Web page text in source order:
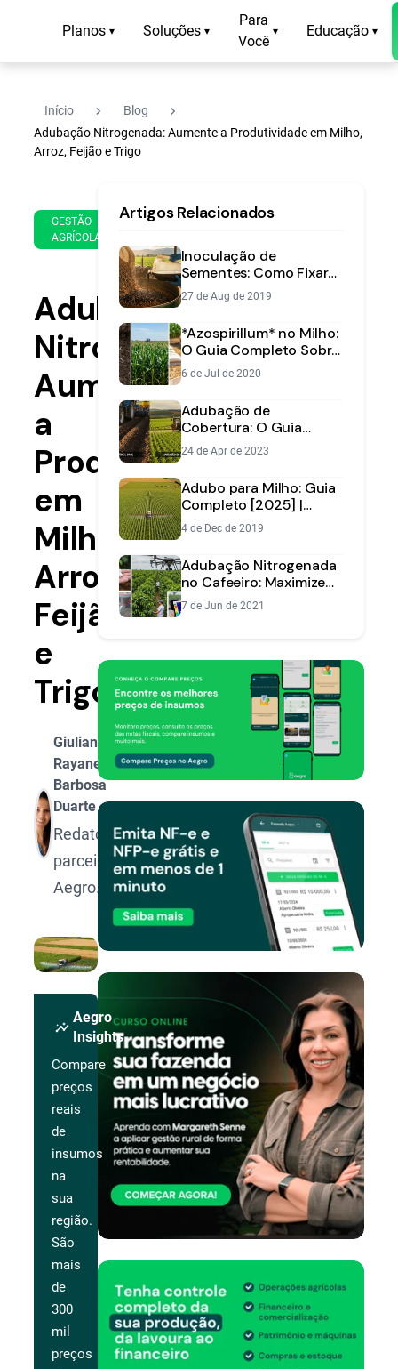
Planos ▾ Soluções ▾
Para
Você
▾ Educação ▾
Início navigate_next Blog navigate_next
Adubação Nitrogenada: Aumente a Produtividade em Milho,
Arroz, Feijão e Trigo
GESTÃO
AGRÍCOLA
de
de
2020
min
leitura
Adubação
Nitrogenada:
Aumente
a
Produtividade
em
Milho,
Arroz,
Feijão
e
Trigo
Giuliana
Rayane
Barbosa
Duarte
Redatora
parceira
Aegro.
insights
Aegro
Insights
Compare
preços
reais
de
insumos
na
sua
região.
São
mais
de
300
mil
preços
Artigos Relacionados
Inoculação de
Sementes: Como Fixar
Nitrogênio e Aumentar
Produtividade
27 de Aug de 2019
*Azospirillum* no Milho:
O Guia Completo Sobre
Esta Bactéria Benéfica
6 de Jul de 2020
Adubação de
Cobertura: O Guia
Completo para Nutrir
sua Lavoura na Hora
Certa
24 de Apr de 2023
Adubo para Milho: Guia
Completo [2025] |
Aegro
4 de Dec de 2019
Adubação Nitrogenada
no Cafeeiro: Maximize
Eficiência e Reduza
Perdas
7 de Jun de 2021